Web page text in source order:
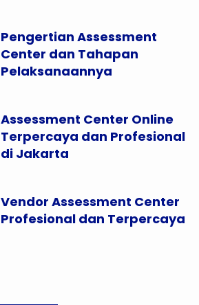
Pengertian Assessment
Center dan Tahapan
Pelaksanaannya
Assessment Center Online
Terpercaya dan Profesional
di Jakarta
Vendor Assessment Center
Profesional dan Terpercaya